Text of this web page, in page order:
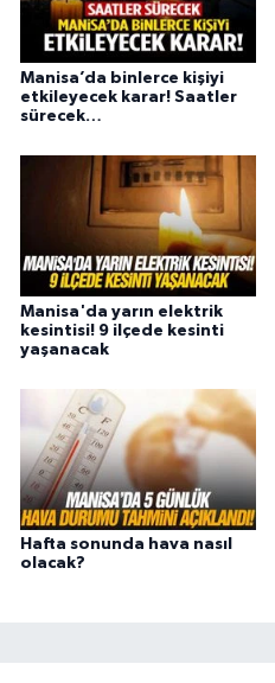
Manisa’da binlerce kişiyi
etkileyecek karar! Saatler
sürecek…
Manisa'da yarın elektrik
kesintisi! 9 ilçede kesinti
yaşanacak
Hafta sonunda hava nasıl
olacak?